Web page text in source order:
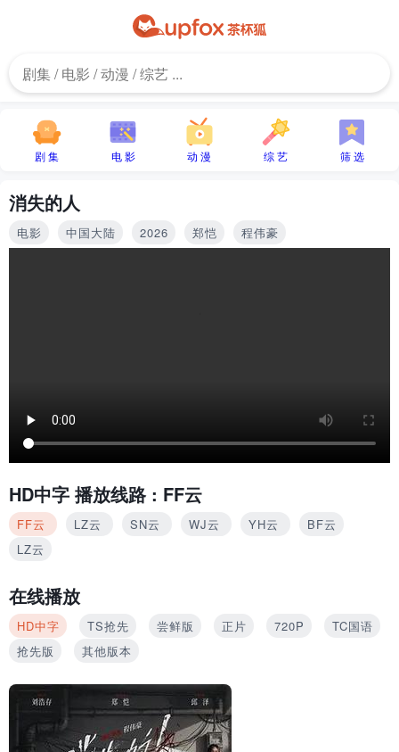
剧 集 电 影 动 漫 综 艺 筛 选
消失的人
电影 中国大陆 2026 郑恺 程伟豪
HD中字 播放线路 : FF云
FF云 LZ云 SN云 WJ云 YH云
BF云
LZ云
在线播放
HD中字 TS抢先 尝鲜版 正片 720P
TC国语
抢先版
其他版本